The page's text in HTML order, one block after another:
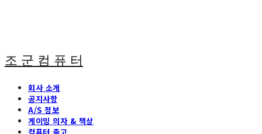
조 군 컴 퓨 터
회사 소개
공지사항
A/S 정보
게이밍 의자 & 책상